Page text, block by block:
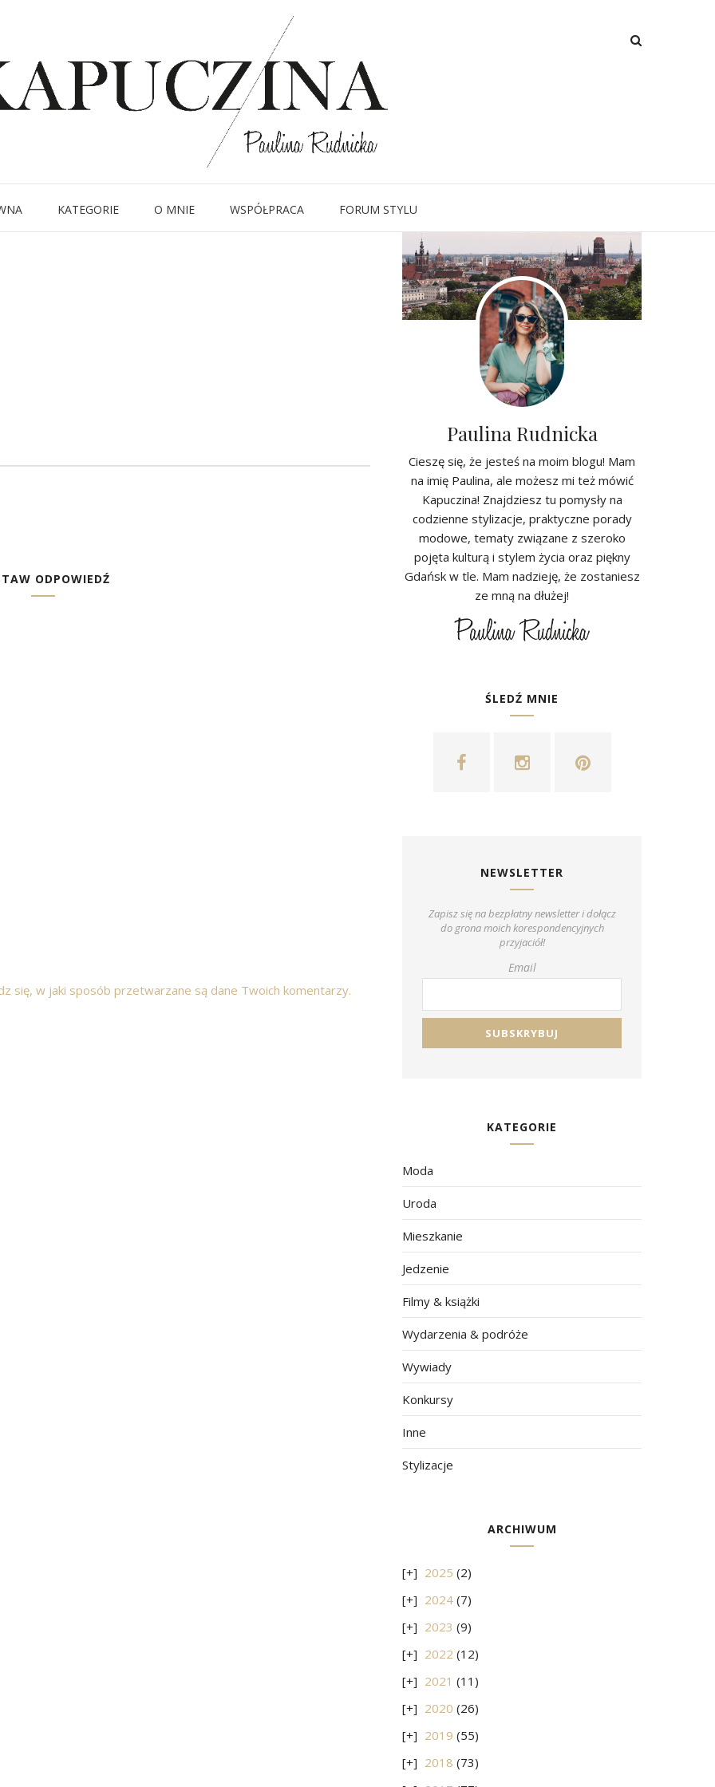
KATEGORIE O MNIE WSPÓŁPRACA FORUM STYLU
MG_5570
Written byKapuczina in
ODPOWIEDŹ
się, w jaki sposób przetwarzane są dane Twoich komentarzy.
Paulina Rudnicka
Cieszę się, że jesteś na moim blogu! Mam
na imię Paulina, ale możesz mi też mówić
Kapuczina! Znajdziesz tu pomysły na
codzienne stylizacje, praktyczne porady
modowe, tematy związane z szeroko
pojęta kulturą i stylem życia oraz piękny
Gdańsk w tle. Mam nadzieję, że zostaniesz
ze mną na dłużej!
ŚLEDŹ MNIE
NEWSLETTER
Zapisz się na bezpłatny newsletter i dołącz
do grona moich korespondencyjnych
przyjaciół!
Email
KATEGORIE
Moda
Uroda
Mieszkanie
Jedzenie
Filmy & książki
Wydarzenia & podróże
Wywiady
Konkursy
Inne
Stylizacje
ARCHIWUM
2025 (2)
2024 (7)
2023 (9)
2022 (12)
2021 (11)
2020 (26)
2019 (55)
2018 (73)